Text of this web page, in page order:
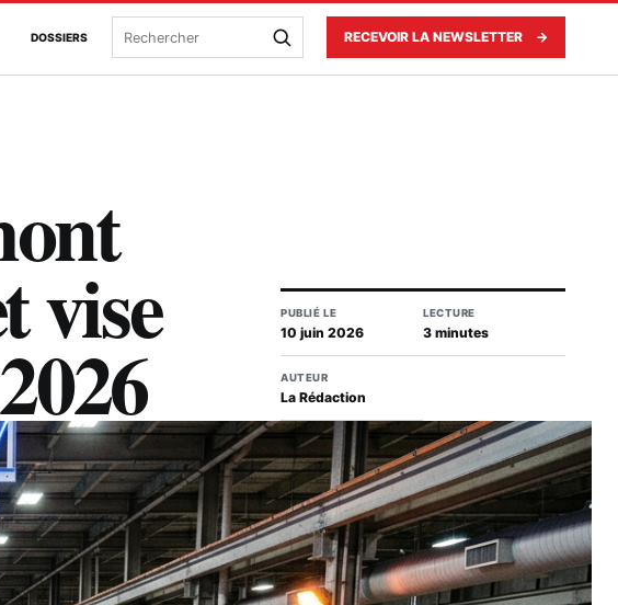
DOSSIERS Rechercher RECEVOIR LA NEWSLETTER →
vise PUBLIÉ LE
10 juin 2026
LECTURE
3 minutes
AUTEUR
La Rédaction